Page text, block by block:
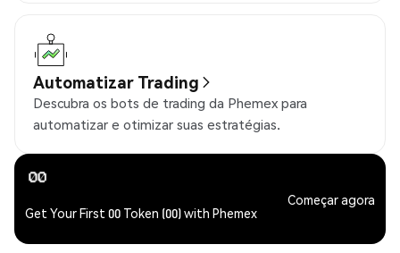
Automatizar Trading
Descubra os bots de trading da Phemex para
automatizar e otimizar suas estratégias.
Get Your First 00 Token (00) with Phemex
Começar agora